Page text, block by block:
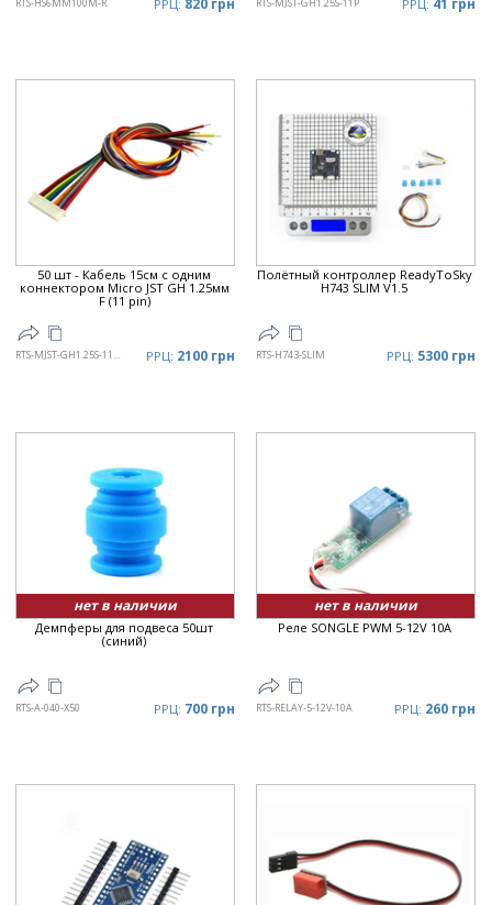
РРЦ: РРЦ:
50 шт - Кабель 15см с одним
коннектором Micro JST GH 1.25мм
F (11 pin)
RTS-MJST-GH1.25S-11P-X50 РРЦ: 2100 грн
Полётный контроллер ReadyToSky
H743 SLIM V1.5
RTS-H743-SLIM РРЦ: 5300 грн
нет в наличии
Демпферы для подвеса 50шт
(синий)
RTS-A-040-X50 РРЦ: 700 грн
нет в наличии
Реле SONGLE PWM 5-12V 10A
RTS-RELAY-5-12V-10A РРЦ: 260 грн